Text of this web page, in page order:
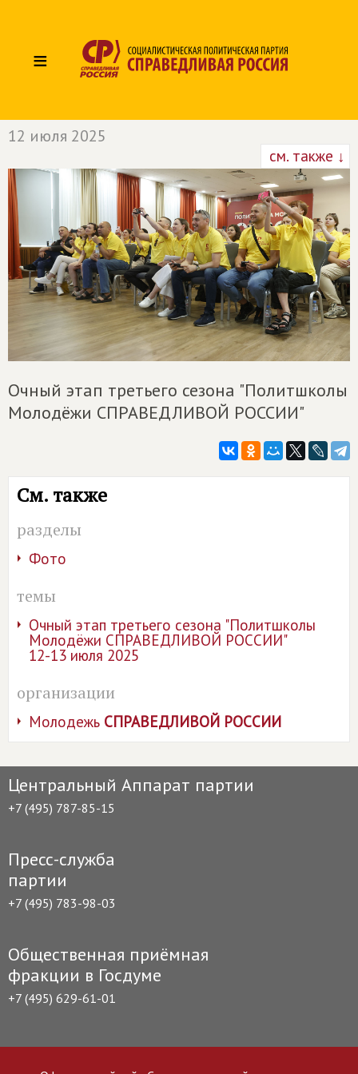
≡
12 июля 2025
см. также ↓
Очный этап третьего сезона "Политшколы
Молодёжи СПРАВЕДЛИВОЙ РОССИИ"
См. также
разделы
Фото
темы
Очный этап третьего сезона "Политшколы
Молодёжи СПРАВЕДЛИВОЙ РОССИИ"
12-13 июля 2025
организации
Молодежь СПРАВЕДЛИВОЙ РОССИИ
Центральный Аппарат партии
+7 (495) 787-85-15
Пресс-служба
партии
+7 (495) 783-98-03
Общественная приёмная
фракции в Госдуме
+7 (495) 629-61-01